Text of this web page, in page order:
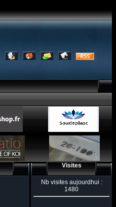
Visites
Nb visites aujourdhui :
1480